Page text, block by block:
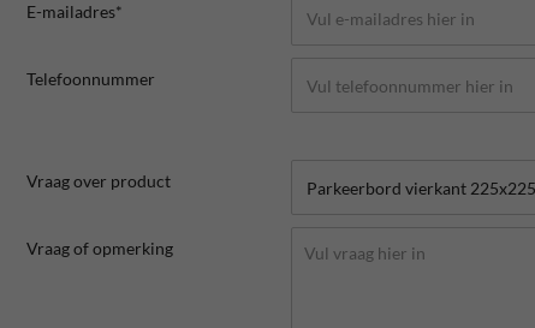
E-mailadres*
Telefoonnummer
Vraag over product
Vraag of opmerking